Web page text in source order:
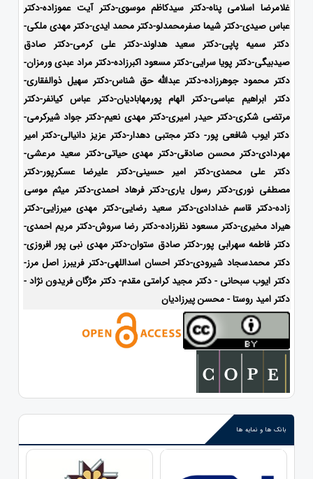
غلامرضا اسلامی پناه-دکتر سیدکاظم موسوی-دکتر آیت عموزاده-دکتر
عباس صیدی-دکتر شیما صفرمحمدلو-دکتر محمد ایدی-دکتر مهدی ملکی-
دکتر سمیه پاپی-دکتر سعید هداوند-دکتر علی کرمی-دکتر صادق
صیدبیگی-دکتر پویا سرایی-دکتر مسعود اکبرزاده-دکتر مراد عبدی ورمزان-
دکتر محمود جوهرزاده-دکتر عبدالله حق شناس-دکتر سهیل ذوالفقاری-
دکتر ابراهیم عباسی-دکتر الهام پورمهابادیان-دکتر عباس کیانفر-دکتر
مرتضی شکری-دکتر حیدر امیری-دکتر مهدی نعیم-دکتر جواد شیرکرمی-
دکتر ایوب شافعی پور- دکتر مجتبی دهدار-دکتر عزیز دانیالی-دکتر امیر
مهردادی-دکتر محسن صادقی-دکتر مهدی حیاتی-دکتر سعید مرعشی-
دکتر علی محمدی-دکتر امیر حسینی-دکتر علیرضا عسکرپور-دکتر
مصطفی نوری-دکتر رسول یاری-دکتر فرهاد احمدی-دکتر میثم موسی
زاده-دکتر قاسم خدادادی-دکتر سعید رضایی-دکتر مهدی میرزایی-دکتر
هیراد مخیری-دکتر مسعود نظرزاده-دکتر رضا سروش-دکتر مریم احمدی-
دکتر فاطمه سهرابی پور-دکتر صادق ستوان-دکتر مهدی نبی پور افروزی-
دکتر محمدسجاد شیرودی-دکتر احسان اسداللهی-دکتر فریبرز اصل مرز-
دکتر ایوب سبحانی - دکتر مجید کرامتی مقدم- دکتر مژگان فریدون نژاد -
دکتر امید روستا - محسن پیرزادیان
بانک ها و نمایه ها